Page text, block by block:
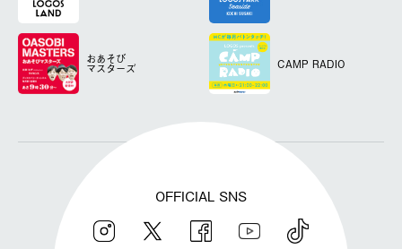
おあそび
マスターズ CAMP RADIO
OFFICIAL SNS